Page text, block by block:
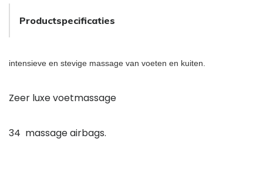
Productspecificaties
intensieve en stevige massage van voeten en kuiten.
Zeer luxe voetmassage
34 massage airbags.